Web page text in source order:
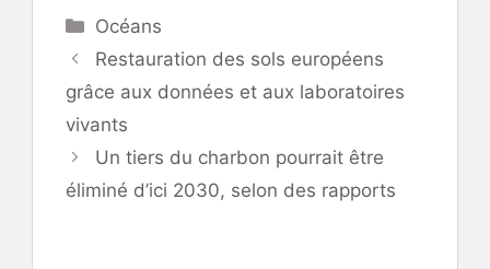
Catégories
Océans
Restauration des sols européens
grâce aux données et aux laboratoires
vivants
Un tiers du charbon pourrait être
éliminé d’ici 2030, selon des rapports